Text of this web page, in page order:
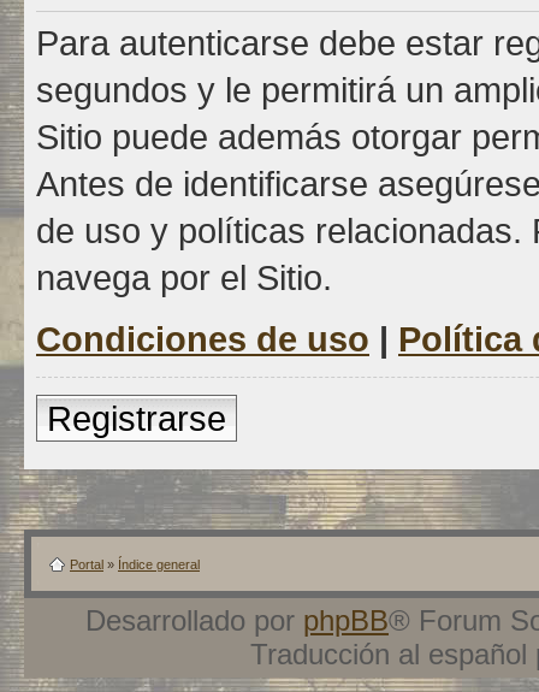
Para autenticarse debe estar
segundos y le permitirá un
Sitio puede además otorgar
Antes de identificarse
de uso y políticas
navega por el Sitio.
Condiciones de uso | Política
Registrarse
Portal » Índice general
Desarrollado por phpBB® Forum
Traducción al